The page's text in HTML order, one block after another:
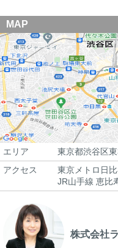
MAP
エリア
東京都渋谷区
アクセス
東京メトロ日
JR山手線 恵比
株式会社